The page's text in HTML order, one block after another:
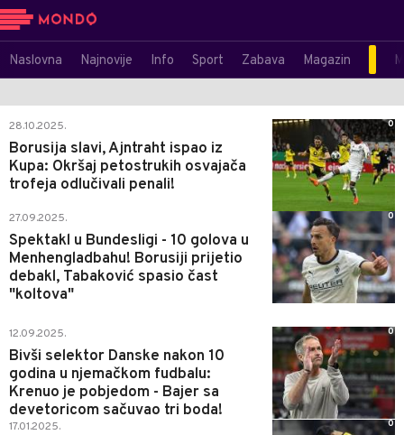
Naslovna Najnovije Info Sport Zabava Magazin
28.10.2025.
Borusija slavi, Ajntraht ispao iz
Kupa: Okršaj petostrukih osvajača
trofeja odlučivali penali!
0
27.09.2025.
Spektakl u Bundesligi - 10 golova u
Menhengladbahu! Borusiji prijetio
debakl, Tabaković spasio čast
"koltova"
0
12.09.2025.
Bivši selektor Danske nakon 10
godina u njemačkom fudbalu:
Krenuo je pobjedom - Bajer sa
devetoricom sačuvao tri boda!
0
17.01.2025. 0